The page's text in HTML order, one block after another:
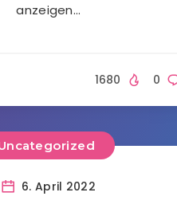
anzeigen…
0
1680
6. April 2022